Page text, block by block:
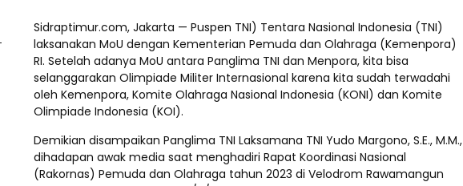
Sidraptimur.com, Jakarta — Puspen TNI) Tentara Nasional Indonesia (TNI)
laksanakan MoU dengan Kementerian Pemuda dan Olahraga (Kemenpora)
RI. Setelah adanya MoU antara Panglima TNI dan Menpora, kita bisa
selanggarakan Olimpiade Militer Internasional karena kita sudah terwadahi
oleh Kemenpora, Komite Olahraga Nasional Indonesia (KONI) dan Komite
Olimpiade Indonesia (KOI).
Demikian disampaikan Panglima TNI Laksamana TNI Yudo Margono, S.E., M.M.,
dihadapan awak media saat menghadiri Rapat Koordinasi Nasional
(Rakornas) Pemuda dan Olahraga tahun 2023 di Velodrom Rawamangun